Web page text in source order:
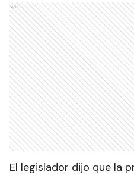
Ads
El legislador dijo que la